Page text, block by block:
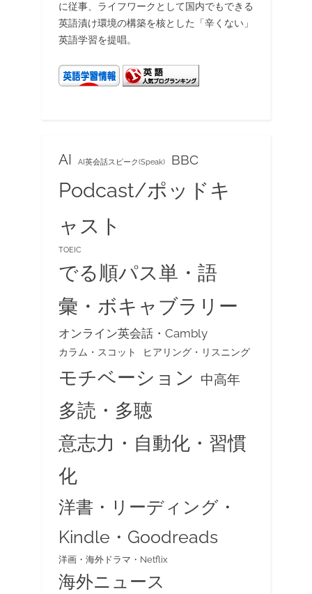
に従事、ライフワークとして国内でもできる
英語漬け環境の構築を核とした「辛くない」
英語学習を提唱。
AI AI英会話スピーク(Speak) BBC
Podcast/ポッドキ
ャスト
TOEIC
でる順パス単・語
彙・ボキャブラリー
オンライン英会話・Cambly
カラム・スコット ヒアリング・リスニング
モチベーション 中高年
多読・多聴
意志力・自動化・習慣
化
洋書・リーディング・
Kindle・Goodreads
洋画・海外ドラマ・Netflix
海外ニュース